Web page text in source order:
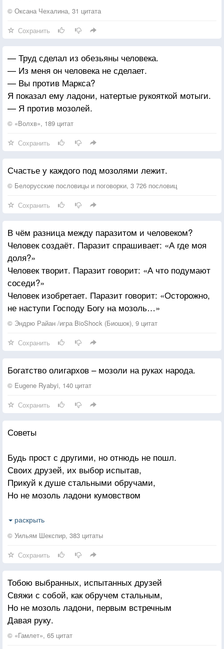
Как будто смолой, кипятком под одежду.
Такой, что поманит и ты уже рядом,
Уйти ей бы прочь, но останется все же,
Такой, что по сердцу одним только взглядом,
Такой, что словами как саблей по коже.
У каждой такой был, нахальный и грубый,
С которым стрела сердце жадно пронзила,
С которым как будто бы сладкие губы,
У каждой уверенна был такой мужчина,
Который дарил бесконечно надежду,
Но вновь испарялся порой без причины.
© Оксана Чехалина, 31 цитата
Сохранить
— Труд сделал из обезьяны человека.
— Из меня он человека не сделает.
— Вы против Маркса?
Я показал ему ладони, натертые рукояткой мотыги.
— Я против мозолей.
© «Волхв», 189 цитат
Сохранить
Счастье у каждого под мозолями лежит.
© Белорусские пословицы и поговорки, 3 726 пословиц
Сохранить
В чём разница между паразитом и человеком?
Человек создаёт. Паразит спрашивает: «А где моя
доля?»
Человек творит. Паразит говорит: «А что подумают
соседи?»
Человек изобретает. Паразит говорит: «Осторожно,
не наступи Господу Богу на мозоль…»
© Эндрю Райан /игра BioShock (Биошок), 9 цитат
Сохранить
Богатство олигархов – мозоли на руках народа.
© Eugene Ryabyi, 140 цитат
Сохранить
Советы
Будь прост с другими, но отнюдь не пошл.
Своих друзей, их выбор испытав,
Прикуй к душе стальными обручами,
Но не мозоль ладони кумовством
С любым бесперым пани братом. В ссору
Вступать остерегайся; но, вступив,
Всем жалуй ухо, голос — лишь немногим;
Собирай все мнения, но свое храни.
Шей платье по возможности дороже,
Но без затей — богато, но не броско:
По виду часто судят человека;
раскрыть
© Уильям Шекспир, 383 цитаты
Сохранить
Тобою выбранных, испытанных друзей
Свяжи с собой, как обручем стальным,
Но не мозоль ладони, первым встречным
Давая руку.
© «Гамлет», 65 цитат